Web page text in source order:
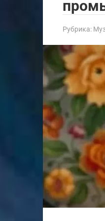
Рубрика: